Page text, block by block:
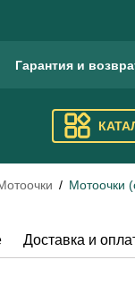
Гарантия и
Мотоочки
Доставка и